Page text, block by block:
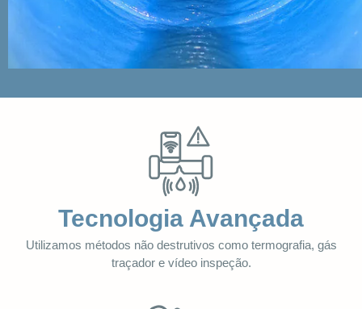
Tecnologia Avançada
Utilizamos métodos não destrutivos como termografia, gás
traçador e vídeo inspeção.